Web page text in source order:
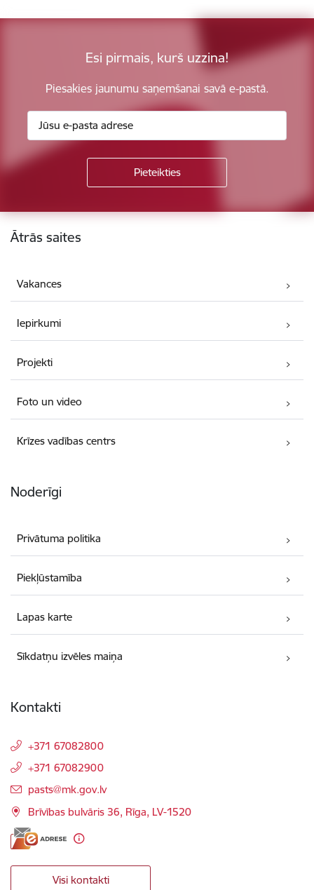
Esi pirmais, kurš uzzina!
Piesakies jaunumu saņemšanai savā e-pastā.
Kājene
Ātrās saites
Vakances
Iepirkumi
Projekti
Foto un video
Krīzes vadības centrs
Noderīgi
Privātuma politika
Piekļūstamība
Lapas karte
Sīkdatņu izvēles maiņa
Kontakti
+371 67082800
+371 67082900
E-pasts:
pasts@mk.gov.lv
Brīvības bulvāris 36, Rīga, LV-1520
Visi kontakti